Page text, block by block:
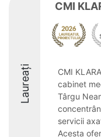
Laureați
CMI
CMI
cabinet
Târgu
servicii
Acesta